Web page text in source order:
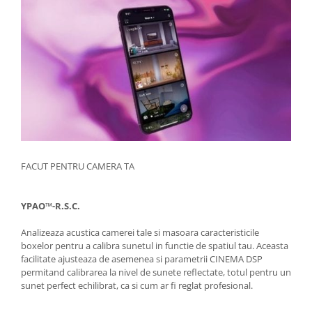
FACUT PENTRU CAMERA TA
YPAO™-R.S.C.
Analizeaza acustica camerei tale si masoara caracteristicile
boxelor pentru a calibra sunetul in functie de spatiul tau. Aceasta
facilitate ajusteaza de asemenea si parametrii CINEMA DSP
permitand calibrarea la nivel de sunete reflectate, totul pentru un
sunet perfect echilibrat, ca si cum ar fi reglat profesional.